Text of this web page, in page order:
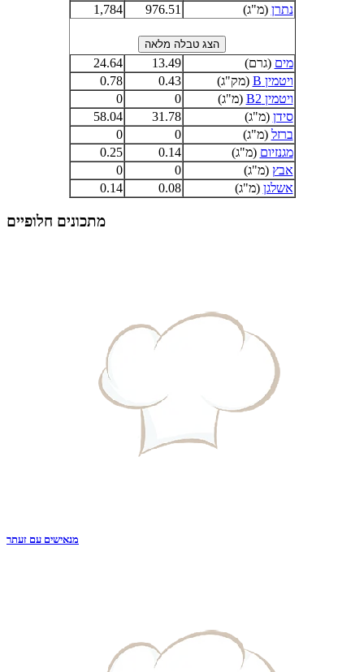
נתרן (מ"ג) 976.51
1,784
מים (גרם) 13.49
24.64
ויטמין B
(מק"ג) 0.43
0.78
ויטמין B2
(מ"ג) 0
0
סידן (מ"ג) 31.78
58.04
ברזל (מ"ג) 0
0
מגנזיום (מ"ג) 0.14
0.25
אבץ (מ"ג) 0
0
אשלגן (מ"ג) 0.08
0.14
מתכונים חלופיים
מנאישים עם זעתר